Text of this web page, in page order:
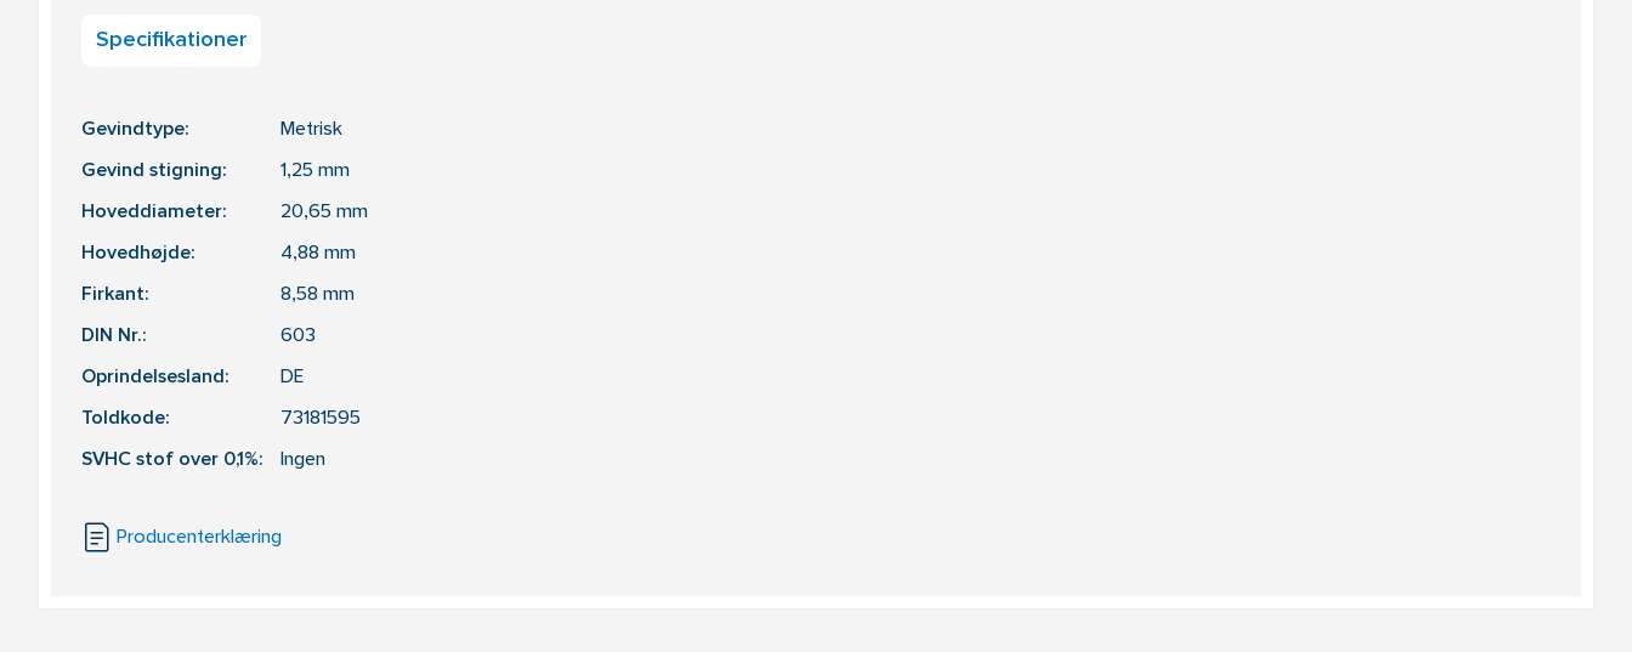
Specifikationer
Gevindtype: Metrisk
Gevind stigning: 1,25 mm
Hoveddiameter: 20,65 mm
Hovedhøjde: 4,88 mm
Firkant: 8,58 mm
DIN Nr.: 603
Oprindelsesland: DE
Toldkode: 73181595
SVHC stof over 0,1%: Ingen
Producenterklæring